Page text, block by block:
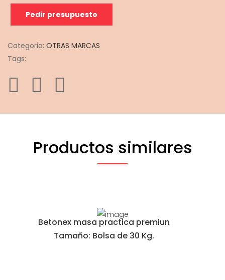
Pedir presupuesto
Categoria: OTRAS MARCAS
Tags:
Productos similares
Betonex masa practica premiun
Tamaño: Bolsa de 30 Kg.